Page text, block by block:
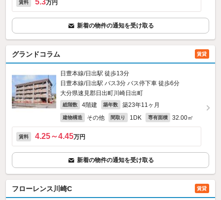
賃料 5.3万円
新着の物件の通知を受け取る
グランドコラム 賃貸
日豊本線/日出駅 徒歩13分
日豊本線/日出駅 バス3分 バス停下車 徒歩6分
大分県速見郡日出町川崎日出町
総階数 4階建 築年数 築23年11ヶ月
建物構造 その他 間取り 1DK 専有面積 32.00㎡
賃料 4.25～4.45万円
新着の物件の通知を受け取る
フローレンス川崎C 賃貸